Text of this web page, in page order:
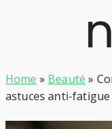
Home » Beauté »
astuces anti-